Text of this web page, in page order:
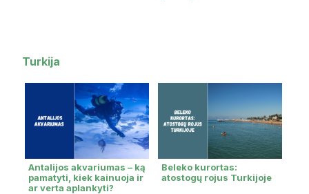
Turkija
Antalijos akvariumas – ką
pamatyti, kiek kainuoja ir
ar verta aplankyti?
Beleko kurortas:
atostogų rojus Turkijoje